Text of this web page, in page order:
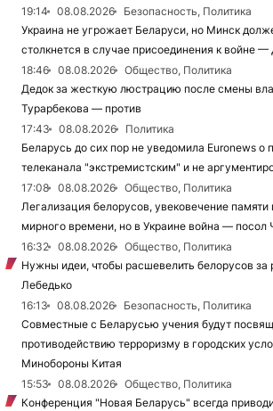
19:14
08.08.2026
Безопасность, Политика
Украина не угрожает Беларуси, но Минск
столкнется в случае присоединения к войне
18:46
08.08.2026
Общество, Политика
Дедок за жесткую люстрацию после смены
Турарбекова — против
17:43
08.08.2026
Политика
Беларусь до сих пор не уведомила Euronews о
телеканала "экстремистским" и не
17:08
08.08.2026
Общество, Политика
Легализация белорусов, увековечение памяти
мирного времени, но в Украине война — посол
16:32
08.08.2026
Общество, Политика
Нужны идеи, чтобы расшевелить белорусов за
Лебедько
16:13
08.08.2026
Безопасность, Политика
Совместные с Беларусью учения будут
противодействию терроризму в городских
Минобороны Китая
15:53
08.08.2026
Общество, Политика
Конференция "Новая Беларусь" всегда